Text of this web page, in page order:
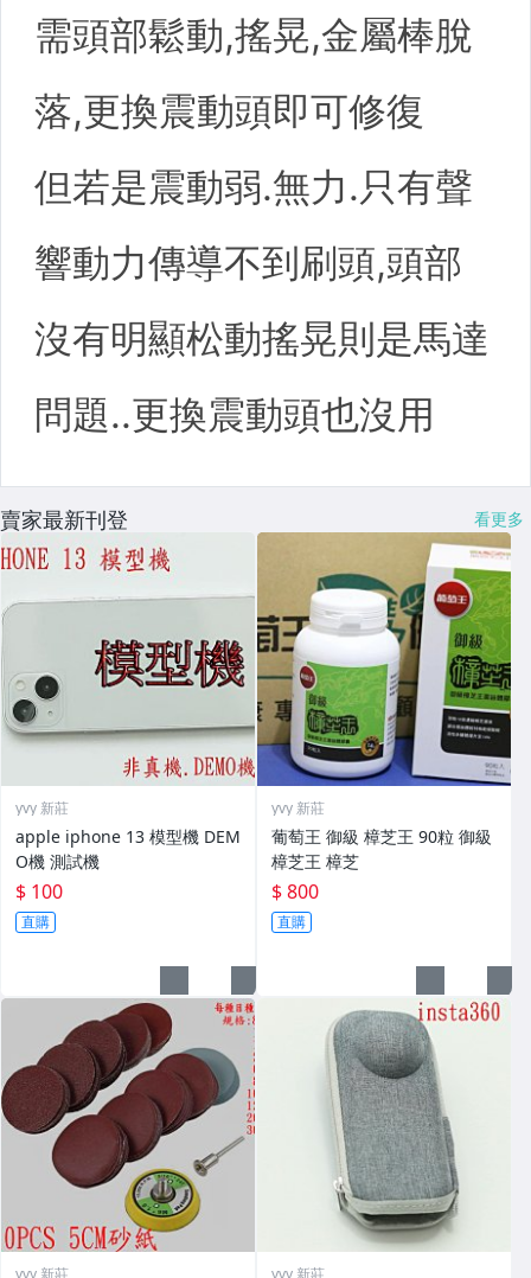
賣家最新刊登 看更多
yvy 新莊
apple iphone 13 模型機 DEM
O機 測試機
$ 100
直購
yvy 新莊
葡萄王 御級 樟芝王 90粒 御級
樟芝王 樟芝
$ 800
直購